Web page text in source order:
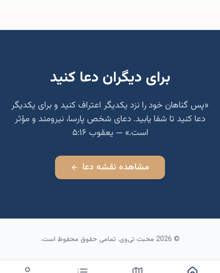
برای دیگران دعا کنید
«پس گناهان خود را نزد یکدیگر اعتراف کنید و برای یکدیگر
دعا کنید تا شفا یابید. دعای شخص پارسا، نیرومند و مؤثر
است.» — یعقوب ۵:۱۶
مشاهده نقشه دعا
©
2026 محبت تی‌وی. تمامی حقوق محفوظ است.